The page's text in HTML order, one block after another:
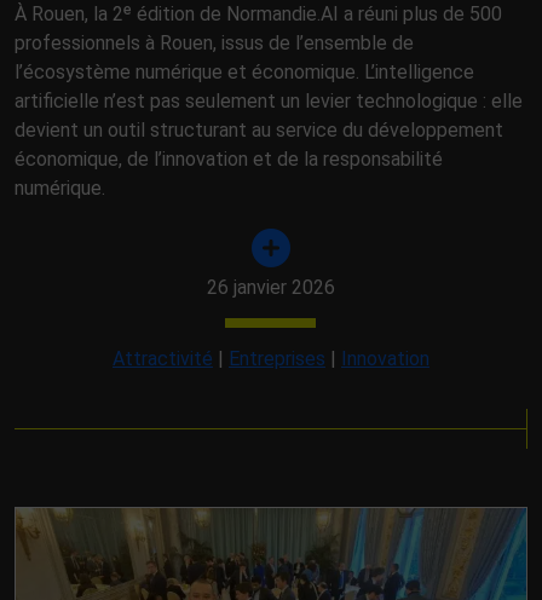
À Rouen, la 2ᵉ édition de Normandie.AI a réuni plus de 500
professionnels à Rouen, issus de l’ensemble de
l’écosystème numérique et économique. L’intelligence
artificielle n’est pas seulement un levier technologique : elle
devient un outil structurant au service du développement
économique, de l’innovation et de la responsabilité
numérique.
26 janvier 2026
Attractivité | Entreprises | Innovation